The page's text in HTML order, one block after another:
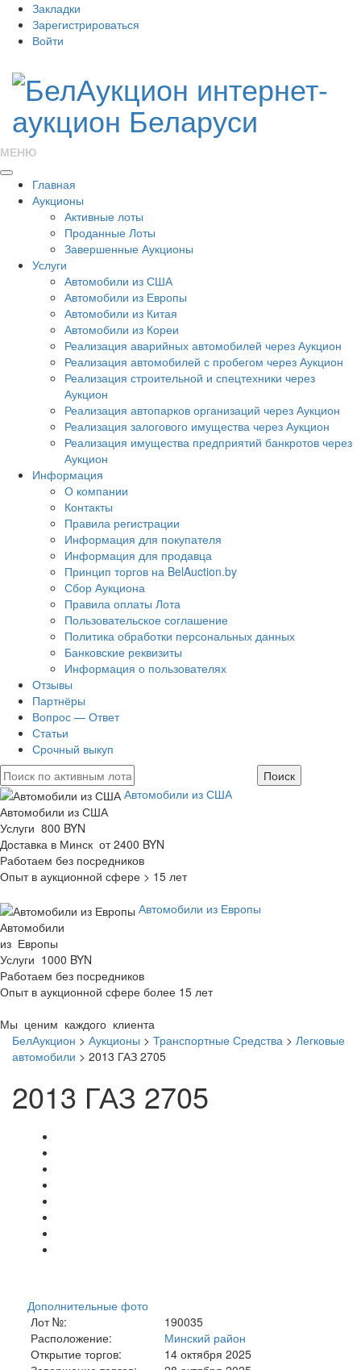
Закладки
Зарегистрироваться
Войти
МЕНЮ
Главная
Аукционы
Активные лоты
Проданные Лоты
Завершенные Аукционы
Услуги
Автомобили из США
Автомобили из Европы
Автомобили из Китая
Автомобили из Кореи
Реализация аварийных автомобилей через Аукцион
Реализация автомобилей с пробегом через Аукцион
Реализация строительной и спецтехники через
Аукцион
Реализация автопарков организаций через Аукцион
Реализация залогового имущества через Аукцион
Реализация имущества предприятий банкротов через
Аукцион
Информация
О компании
Контакты
Правила регистрации
Информация для покупателя
Информация для продавца
Принцип торгов на BelAuction.by
Сбор Аукциона
Правила оплаты Лота
Пользовательское соглашение
Политика обработки персональных данных
Банковские реквизиты
Информация о пользователях
Отзывы
Партнёры
Вопрос — Ответ
Статьи
Срочный выкуп
Автомобили из США
Автомобили из США
Услуги 800 BYN
Доставка в Минск от 2400 BYN
Работаем без посредников
Опыт в аукционной сфере > 15 лет
Автомобили из Европы
Автомобили
из Европы
Услуги 1000 BYN
Работаем без посредников
Опыт в аукционной сфере более 15 лет
Мы ценим каждого клиента
БелАукцион > Аукционы > Транспортные Средства > Легковые
автомобили > 2013 ГАЗ 2705
2013 ГАЗ 2705
Дополнительные фото
Лот №:
190035
Расположение:
Минский район
Открытие торгов:
14 октября 2025